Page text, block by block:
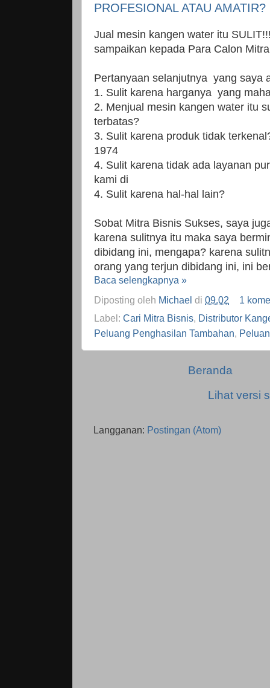
PROFESIONAL ATAU AMATIR?
Jual mesin kangen water itu
sampaikan kepada Para Calon
Pertanyaan selanjutnya yang saya
1. Sulit karena harganya yang
2. Menjual mesin kangen water itu
terbatas?
3. Sulit karena produk tidak
1974
4. Sulit karena tidak ada layanan
kami di
4. Sulit karena hal-hal lain?
Sobat Mitra Bisnis Sukses, saya
karena sulitnya itu maka saya
dibidang ini, mengapa? karena
orang yang terjun dibidang ini, ini
Baca selengkapnya »
Diposting oleh Michael di 09.02
1
Label: Cari Mitra Bisnis, Distributor
Peluang Penghasilan Tambahan,
Beranda
Lihat versi
Langganan: Postingan (Atom)